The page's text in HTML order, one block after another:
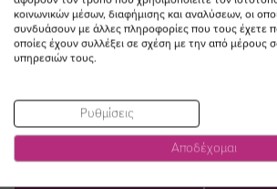
κοινωνικών μέσων, διαφήμισης και αναλύσεων, οι
συνδυάσουν με άλλες πληροφορίες που τους έχετε
οποίες έχουν συλλέξει σε σχέση με την από μέρους
υπηρεσιών τους.
Ρυθμίσεις
Αποδέχομαι